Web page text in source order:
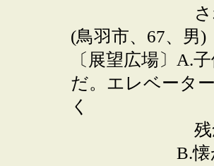
された最初
(鳥羽市、67、男)
〔展望広場〕A.
だ。エレベータ
く
残念だ。(
B.懐かしい